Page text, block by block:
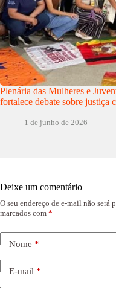
Plenária das Mulheres e
fortalece debate sobre justiça
1 de junho de 2026
Deixe um comentário
O seu endereço de e-mail não será
marcados com *
Nome*
E-mail*